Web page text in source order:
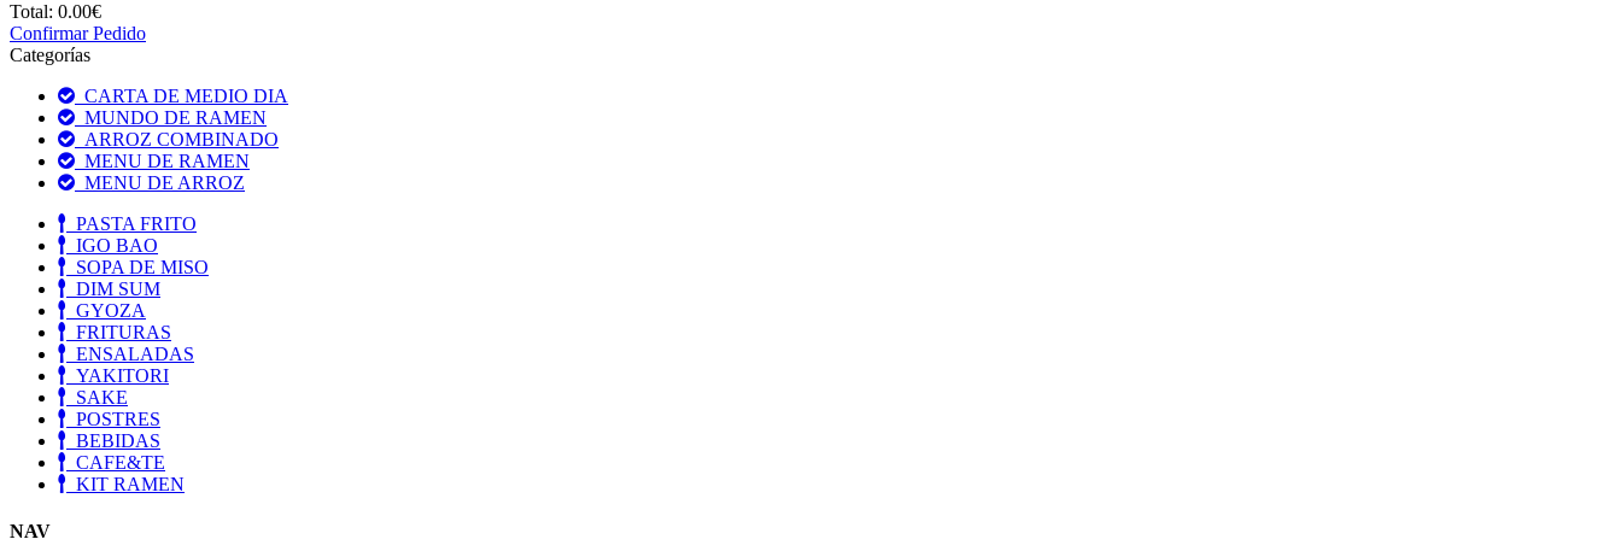
Total: 0.00€
Confirmar Pedido
Categorías
CARTA DE MEDIO DIA
MUNDO DE RAMEN
ARROZ COMBINADO
MENU DE RAMEN
MENU DE ARROZ
PASTA FRITO
IGO BAO
SOPA DE MISO
DIM SUM
GYOZA
FRITURAS
ENSALADAS
YAKITORI
SAKE
POSTRES
BEBIDAS
CAFE&TE
KIT RAMEN
NAV